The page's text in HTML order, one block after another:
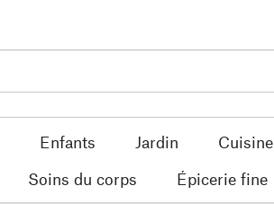
Enfants Jardin Cuisine
Soins du corps Épicerie fine